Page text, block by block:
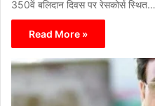
350वें बलिदान दिवस पर रेसकोर्स स्थित…
Read More »